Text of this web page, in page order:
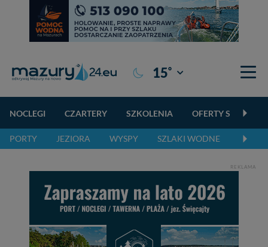
15° Giżycko
NOCLEGI CZARTERY SZKOLENIA OFERTY
PORTY JEZIORA WYSPY SZLAKI WODNE
REKLAMA